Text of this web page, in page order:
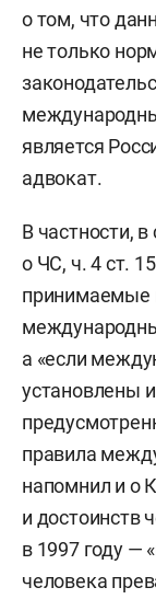
о том, что
не только
является
адвокат.
В частности,
о ЧС, ч. 4 ст.
принимаемые
а «если
установлены
правила
напомнил и о
и достоинств
в 1997 году —
человека